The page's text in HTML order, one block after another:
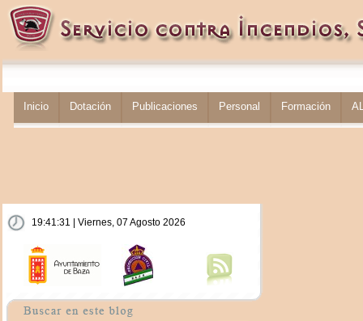
Inicio Dotación Publicaciones Personal Formación
19:41:32 | Viernes, 07 Agosto 2026